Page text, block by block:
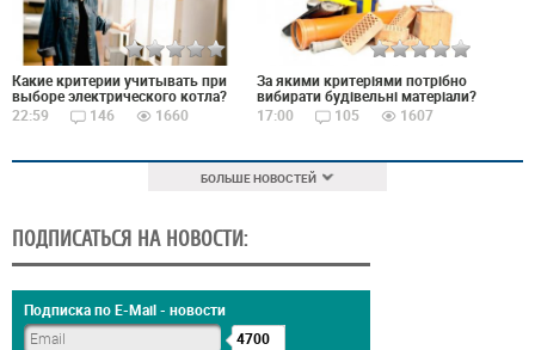
Какие критерии учитывать при
выборе электрического котла?
22:59
146 1660
За якими критеріями потрібно
вибирати будівельні матеріали?
17:00
105 1607
БОЛЬШЕ НОВОСТЕЙ
ПОДПИСАТЬСЯ НА НОВОСТИ:
Подписка по E-Mail - новости
4700